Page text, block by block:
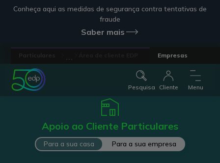
Conheça aqui as medidas de segurança contra tentativas de
fraude
Saber mais
Empresas
Pesquisa Cliente Menu
Apoio ao Cliente Particulares
Para a sua casa Para a sua empresa